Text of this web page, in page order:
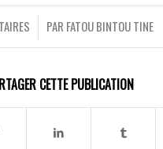
PAR FATOU BINTOU TINE
CETTE PUBLICATION